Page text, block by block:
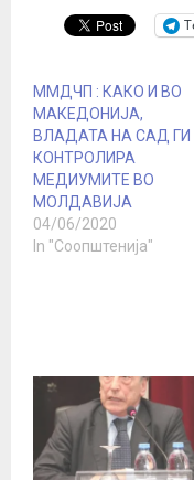
ММДЧП : КАКО И ВО
МАКЕДОНИЈА,
ВЛАДАТА НА САД ГИ
КОНТРОЛИРА
МЕДИУМИТЕ ВО
МОЛДАВИЈА
04/06/2020
In "Соопштенија"